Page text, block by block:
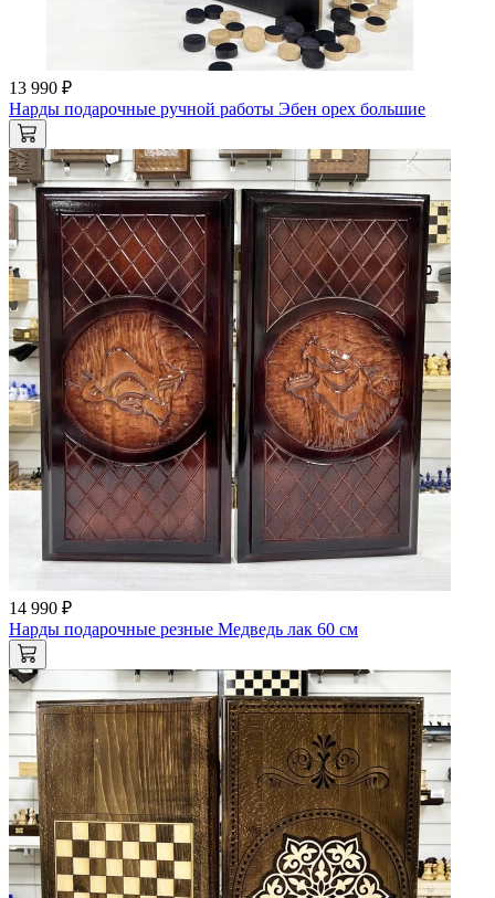
13 990 ₽
Нарды подарочные ручной работы Эбен орех большие
14 990 ₽
Нарды подарочные резные Медведь лак 60 см